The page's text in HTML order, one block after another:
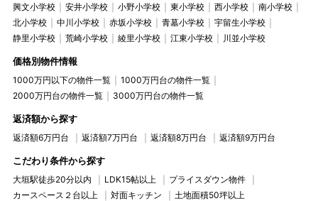
興文小学校 安井小学校 小野小学校 東小学校 西小学校
南小学校
北小学校
中川小学校 赤坂小学校 青墓小学校
宇留生小学校
静里小学校
荒崎小学校 綾里小学校 江東小学校 川並小学校
価格別物件情報
1000万円以下の物件一覧
1000万円台の物件一覧
2000万円台の物件一覧
3000万円台の物件一覧
返済額から探す
返済額6万円台 返済額7万円台 返済額8万円台 返済額9万円台
こだわり条件から探す
大垣駅徒歩20分以内 LDK15帖以上
プライスダウン物件
カースペース２台以上
対面キッチン 土地面積50坪以上